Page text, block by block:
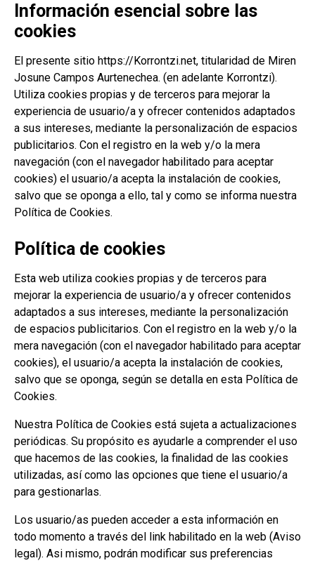
Información esencial sobre las
cookies
El presente sitio https://Korrontzi.net, titularidad de Miren
Josune Campos Aurtenechea. (en adelante Korrontzi).
Utiliza cookies propias y de terceros para mejorar la
experiencia de usuario/a y ofrecer contenidos adaptados
a sus intereses, mediante la personalización de espacios
publicitarios. Con el registro en la web y/o la mera
navegación (con el navegador habilitado para aceptar
cookies) el usuario/a acepta la instalación de cookies,
salvo que se oponga a ello, tal y como se informa nuestra
Política de Cookies.
Política de cookies
Esta web utiliza cookies propias y de terceros para
mejorar la experiencia de usuario/a y ofrecer contenidos
adaptados a sus intereses, mediante la personalización
de espacios publicitarios. Con el registro en la web y/o la
mera navegación (con el navegador habilitado para aceptar
cookies), el usuario/a acepta la instalación de cookies,
salvo que se oponga, según se detalla en esta Política de
Cookies.
Nuestra Política de Cookies está sujeta a actualizaciones
periódicas. Su propósito es ayudarle a comprender el uso
que hacemos de las cookies, la finalidad de las cookies
utilizadas, así como las opciones que tiene el usuario/a
para gestionarlas.
Los usuario/as pueden acceder a esta información en
todo momento a través del link habilitado en la web (Aviso
legal). Asi mismo, podrán modificar sus preferencias